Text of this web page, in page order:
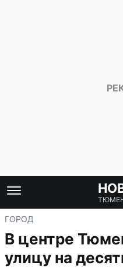
ГОРОД
В центре
улицу на